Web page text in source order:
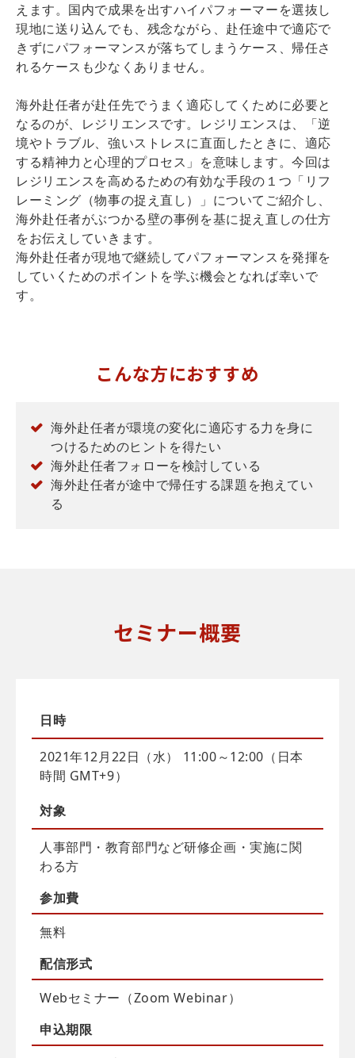
えます。国内で成果を出すハイパフォーマーを選抜し
現地に送り込んでも、残念ながら、赴任途中で適応で
きずにパフォーマンスが落ちてしまうケース、帰任さ
れるケースも少なくありません。
海外赴任者が赴任先でうまく適応してくために必要と
なるのが、レジリエンスです。レジリエンスは、「逆
境やトラブル、強いストレスに直面したときに、適応
する精神力と心理的プロセス」を意味します。今回は
レジリエンスを高めるための有効な手段の１つ「リフ
レーミング（物事の捉え直し）」についてご紹介し、
海外赴任者がぶつかる壁の事例を基に捉え直しの仕方
をお伝えしていきます。
海外赴任者が現地で継続してパフォーマンスを発揮を
していくためのポイントを学ぶ機会となれば幸いで
す。
こんな方におすすめ
海外赴任者が環境の変化に適応する力を身に
つけるためのヒントを得たい
海外赴任者フォローを検討している
海外赴任者が途中で帰任する課題を抱えてい
る
セミナー概要
日時
2021年12月22日（水） 11:00～12:00（日本
時間 GMT+9）
対象
人事部門・教育部門など研修企画・実施に関
わる方
参加費
無料
配信形式
Webセミナー（Zoom Webinar）
申込期限